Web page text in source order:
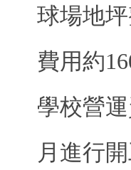
球場地
費用約
學校營
月進行